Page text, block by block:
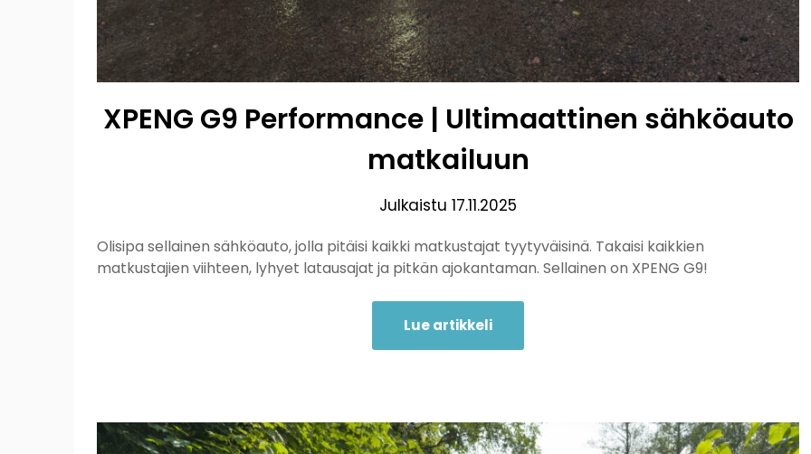
XPENG G9 Performance | Ultimaattinen sähköauto
matkailuun
Julkaistu 17.11.2025
Olisipa sellainen sähköauto, jolla pitäisi kaikki matkustajat tyytyväisinä. Takaisi kaikkien
matkustajien viihteen, lyhyet latausajat ja pitkän ajokantaman. Sellainen on XPENG G9!
Lue artikkeli